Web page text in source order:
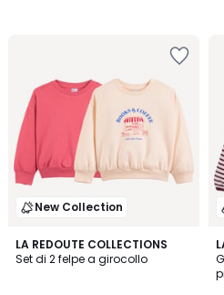
New Collection
LA REDOUTE COLLECTIONS
Set di 2 felpe a girocollo